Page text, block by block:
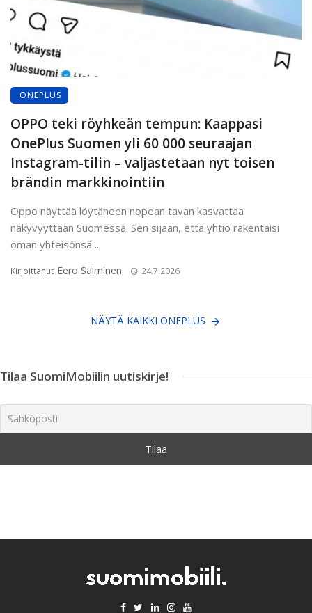
ONEPLUS
OPPO teki röyhkeän tempun: Kaappasi
OnePlus Suomen yli 60 000 seuraajan
Instagram-tilin – valjastetaan nyt toisen
brändin markkinointiin
Oppo näyttää löytäneen nopean tavan kasvattaa
näkyvyyttään Suomessa. Sen sijaan, että yhtiö rakentaisi
oman yhteisönsä ...
Kirjoittanut Eero Salminen 24.7.2026
NÄYTÄ KAIKKI ONEPLUS
Tilaa SuomiMobiilin uutiskirje!